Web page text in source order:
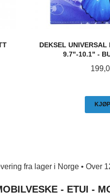
DEKSEL
9.7"-10.1" -
Pris
KJØP
fra lager i Norge • Over
- ETUI -